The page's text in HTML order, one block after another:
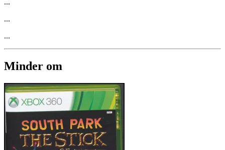
...
...
Minder om